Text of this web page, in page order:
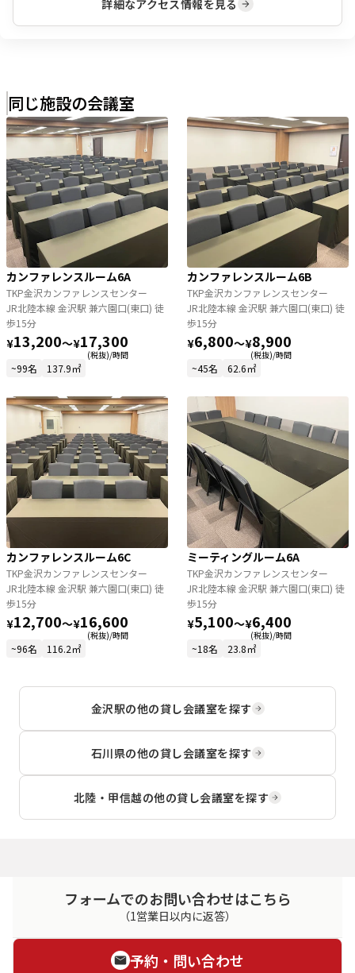
詳細なアクセス情報を見る
同じ施設の会議室
カンファレンスルーム6A
TKP金沢カンファレンスセンター
JR北陸本線 金沢駅 兼六園口(東口) 徒
歩15分
¥13,200〜¥17,300
(税抜)/時間
~99名 137.9㎡
カンファレンスルーム6B
TKP金沢カンファレンスセンター
JR北陸本線 金沢駅 兼六園口(東口) 徒
歩15分
¥6,800〜¥8,900
(税抜)/時間
~45名 62.6㎡
カンファレンスルーム6C
TKP金沢カンファレンスセンター
JR北陸本線 金沢駅 兼六園口(東口) 徒
歩15分
¥12,700〜¥16,600
(税抜)/時間
~96名 116.2㎡
ミーティングルーム6A
TKP金沢カンファレンスセンター
JR北陸本線 金沢駅 兼六園口(東口) 徒
歩15分
¥5,100〜¥6,400
(税抜)/時間
~18名 23.8㎡
金沢駅の他の貸し会議室を探す
石川県の他の貸し会議室を探す
北陸・甲信越の他の貸し会議室を探す
フォームでのお問い合わせはこちら
（1営業日以内に返答）
予約・問い合わせ